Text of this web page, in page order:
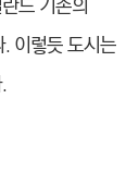
드 기존의
이렇듯 도시는